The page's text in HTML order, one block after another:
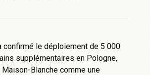
confirmé le déploiement de 5 000
supplémentaires en Pologne,
Blanche comme une